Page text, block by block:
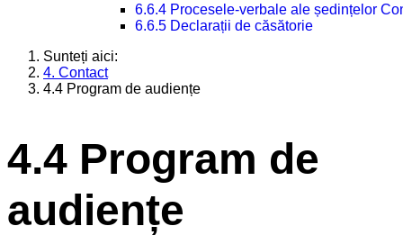
6.6.4 Procesele-verbale ale ședințelor
6.6.5 Declarații de căsătorie
Sunteți aici:
4. Contact
4.4 Program de audiențe
4.4 Program de
audiențe